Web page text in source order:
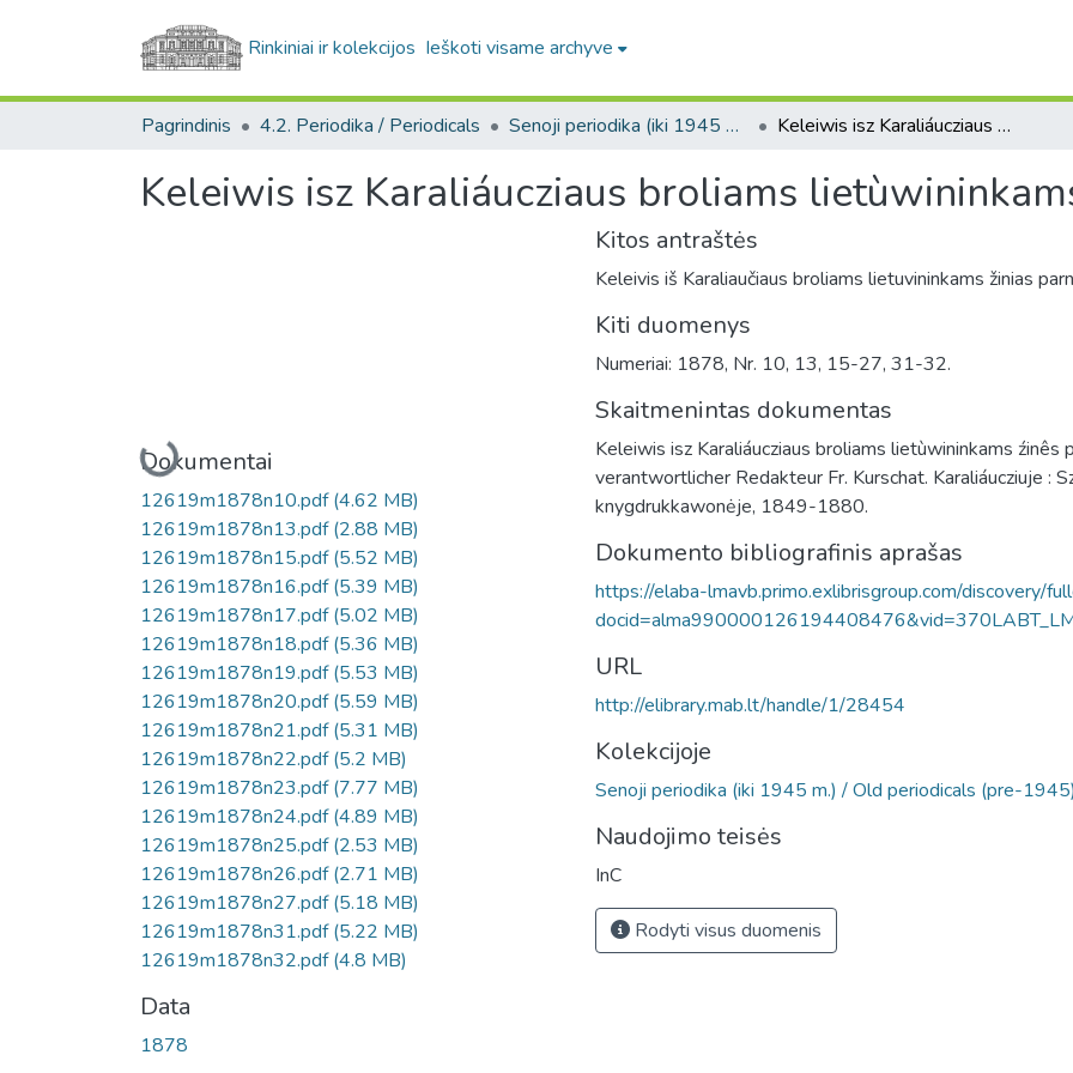
Rinkiniai ir kolekcijos Ieškoti visame archyve
Pagrindinis 4.2. Periodika / Periodicals Senoji periodika (iki 1945 m.) / Old periodicals (pre-1945) Keleiwis isz Karaliáucziaus broliams lietùwininkams źinês parnesząs
Keleiwis isz Karaliáucziaus broliams
Įkeliama...
Dokumentai
12619m1878n10.pdf(4.62 MB)
12619m1878n13.pdf(2.88 MB)
12619m1878n15.pdf(5.52 MB)
12619m1878n16.pdf(5.39 MB)
12619m1878n17.pdf(5.02 MB)
12619m1878n18.pdf(5.36 MB)
12619m1878n19.pdf(5.53 MB)
12619m1878n20.pdf(5.59 MB)
12619m1878n21.pdf(5.31 MB)
12619m1878n22.pdf(5.2 MB)
12619m1878n23.pdf(7.77 MB)
12619m1878n24.pdf(4.89 MB)
12619m1878n25.pdf(2.53 MB)
12619m1878n26.pdf(2.71 MB)
12619m1878n27.pdf(5.18 MB)
12619m1878n31.pdf(5.22 MB)
12619m1878n32.pdf(4.8 MB)
Data
1878
Kitos antraštės
Keleivis iš Karaliaučiaus broliams lietuvininkams žinias
Kiti duomenys
Numeriai: 1878, Nr. 10, 13, 15-27, 31-32.
Skaitmenintas dokumentas
Keleiwis isz Karaliáucziaus broliams lietùwininkams źinês
verantwortlicher Redakteur Fr. Kurschat. Karaliáucziuje :
knygdrukkawonėje, 1849-1880.
Dokumento bibliografinis aprašas
https://elaba-lmavb.primo.exlibrisgroup.com/discovery/
URL
http://elibrary.mab.lt/handle/1/28454
Kolekcijoje
Senoji periodika (iki 1945 m.) / Old periodicals (pre-1945)
Naudojimo teisės
InC
Rodyti visus duomenis